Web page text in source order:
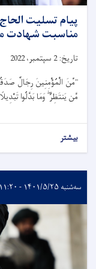
پیام تسلیت
مناسبت شهادت
تاریخ:2 سپتمبر،2022
"مِّنَ الْمُؤْمِنِينَ رِجَالٌ
مَّن يَنتَظِرُوَمَا بَدَّلُوا
بیشتر
سه‌شنبه ۱۴۰۱/۵/۲۵ - ۱۱:۲۰